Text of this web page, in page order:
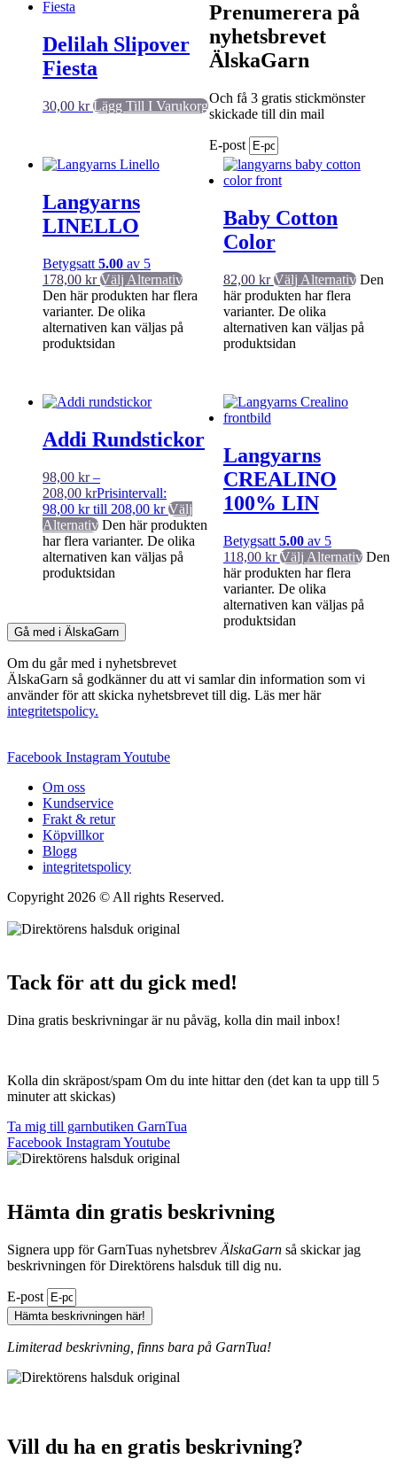
Delilah Slipover
Fiesta
30,00 kr Lägg Till I Varukorg
Langyarns
LINELLO
Betygsatt 5.00 av 5
178,00 kr Välj Alternativ
Den här produkten har flera
varianter. De olika
alternativen kan väljas på
produktsidan
Baby Cotton
Color
82,00 kr Välj Alternativ Den
här produkten har flera
varianter. De olika
alternativen kan väljas på
produktsidan
Addi Rundstickor
98,00 kr –
208,00 krPrisintervall:
98,00 kr till 208,00 kr Välj
Alternativ Den här produkten
har flera varianter. De olika
alternativen kan väljas på
produktsidan
Langyarns
CREALINO
100% LIN
Betygsatt 5.00av 5
118,00 kr Välj Alternativ Den
här produkten har flera
varianter. De olika
alternativen kan väljas på
produktsidan
Prenumerera på
nyhetsbrevet
ÄlskaGarn
Och få 3 gratis stickmönster
skickade till din mail
E-post
Gå med i ÄlskaGarn
Om du går med i nyhetsbrevet
ÄlskaGarn så godkänner du att vi samlar din information som vi
använder för att skicka nyhetsbrevet till dig. Läs mer här
integritetspolicy.
Facebook InstagramYoutube
Om oss
Kundservice
Frakt & retur
Köpvillkor
Blogg
integritetspolicy
Copyright 2026 © All rights Reserved.
Tack för att du gick med!
Dina gratis beskrivningar är nu påväg, kolla din mail inbox!
Kolla din skräpost/spam Om du inte hittar den (det kan ta upp till 5
minuter att skickas)
Ta mig till garnbutiken GarnTua
Facebook InstagramYoutube
Hämta din gratis beskrivning
Signera upp för GarnTuas nyhetsbrev ÄlskaGarn så skickar jag
beskrivningen för Direktörens halsduk till dig nu.
E-post
Hämta beskrivningen här!
Limiterad beskrivning, finns bara på GarnTua!
Vill du ha en gratis beskrivning?